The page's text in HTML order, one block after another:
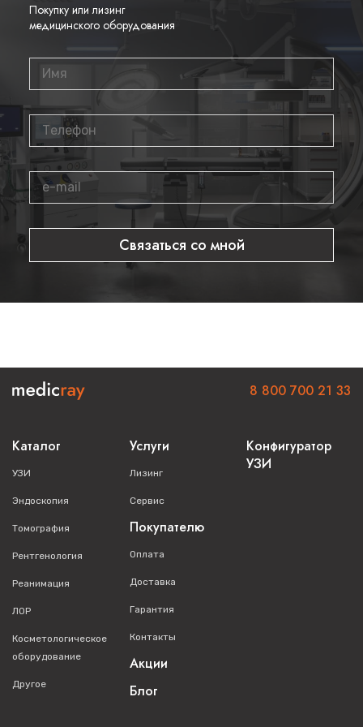
Удобная система маркировки
Оптимальный вес для снижения усталости оператора
Где купить датчикSonoscape 4-
C322?
Приобрести оригинальный микроконвексный датчик вы
можете в нашем интернет-магазине. Для уточнения
информации или получения консультации звоните по
телефону8 800 700 21 33
. Мы предлагаем только
сертифицированное оборудование с гарантией
Покупку или лизинг
медицинского оборудования
Связаться со мной
Каталог
УЗИ
Эндоскопия
Томография
Рентгенология
Реанимация
ЛОР
Косметологическое
оборудование
Другое
Услуги
Лизинг
Сервис
Покупателю
Оплата
Доставка
Гарантия
Контакты
Акции
Блог
Конфигуратор
УЗИ
8 800 700 21 33